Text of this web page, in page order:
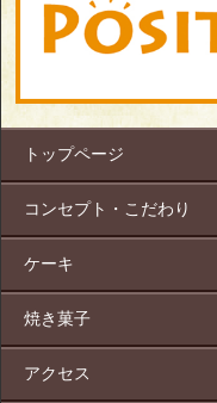
トップページ
コンセプト・こだわり
ケーキ
焼き菓子
アクセス